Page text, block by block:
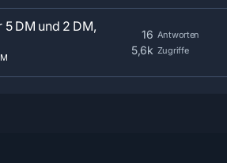
DM und 2 DM,
Antworten
16
Zugriffe
5,6k